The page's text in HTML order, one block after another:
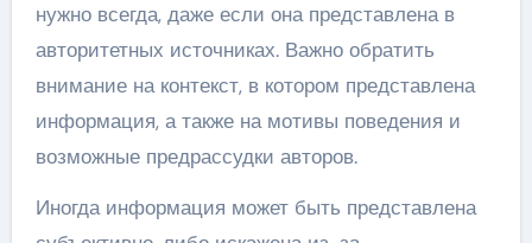
нужно всегда, даже если она представлена в
авторитетных источниках. Важно обратить
внимание на контекст, в котором представлена
информация, а также на мотивы поведения и
возможные предрассудки авторов.
Иногда информация может быть представлена